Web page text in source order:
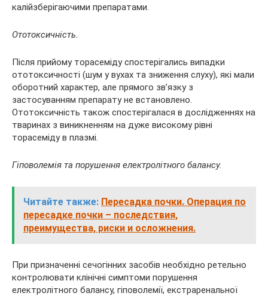
калійзберігаючими препаратами.
Ототоксичність.
Після прийому торасеміду спостерігались випадки
ототоксичності (шум у вухах та зниження слуху), які мали
оборотний характер, але прямого зв’язку з
застосуванням препарату не встановлено.
Ототоксичність також спостерігалася в дослідженнях на
тваринах з виникненням на дуже високому рівні
торасеміду в плазмі.
Гіповолемія та порушення електролітного балансу.
Читайте также: Пересадка почки. Операция по
пересадке почки – последствия,
преимущества, риски и осложнения.
При призначенні сечогінних засобів необхідно ретельно
контролювати клінічні симптоми порушення
електролітного балансу, гіповолемії, екстраренальної